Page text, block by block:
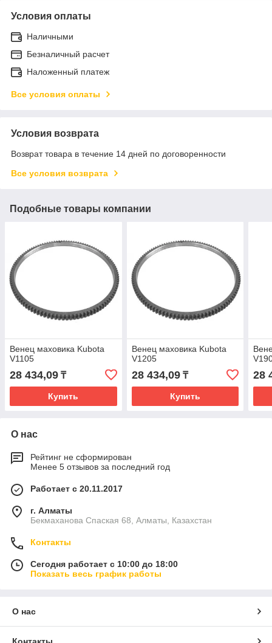
Условия оплаты
Наличными
Безналичный расчет
Наложенный платеж
Все условия оплаты
Условия возврата
Возврат товара в течение 14 дней по договоренности
Все условия возврата
Подобные товары компании
Венец маховика Kubota
V1105
28 434,09 ₸
Купить
Венец маховика Kubota
V1205
28 434,09₸
Купить
28
О нас
Рейтинг не сформирован
Менее 5 отзывов за последний год
Работает с 20.11.2017
г. Алматы
Бекмаханова Спаская 68, Алматы, Казахстан
Контакты
Сегодня работает с 10:00 до 18:00
Показать весь график работы
О нас